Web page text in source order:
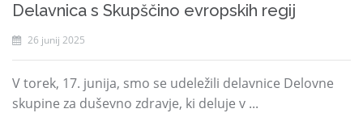
Delavnica s Skupščino evropskih regij
26 junij 2025
V torek, 17. junija, smo se udeležili delavnice Delovne
skupine za duševno zdravje, ki deluje v ...